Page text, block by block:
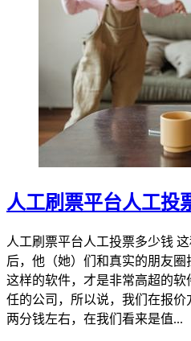
人工刷票平台人工投
人工刷票平台人工投票多少钱
后，他（她）们和真实的朋友
这样的软件，才是非常高超的
任的公司，所以说，我们在报
两分钱左右，在我们看来是值...